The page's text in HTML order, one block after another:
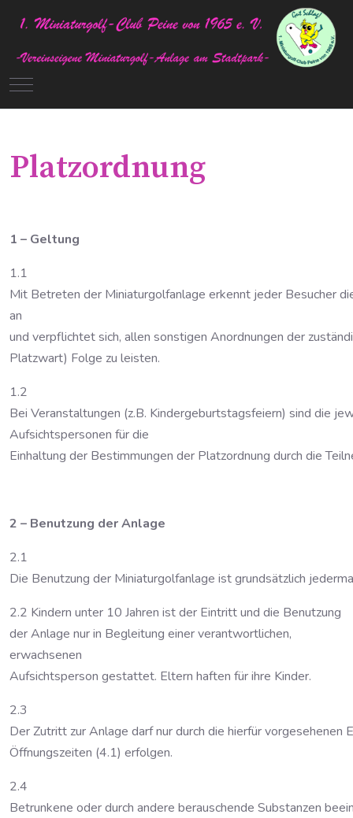
Mobile Menu Toggle
Platzordnung
1 – Geltung
1.1
Mit Betreten der Miniaturgolfanlage erkennt jeder Besucher
an
und verpflichtet sich, allen sonstigen Anordnungen der
Platzwart) Folge zu leisten.
1.2
Bei Veranstaltungen (z.B. Kindergeburtstagsfeiern) sind die
Aufsichtspersonen für die
Einhaltung der Bestimmungen der Platzordnung durch die
2 – Benutzung der Anlage
2.1
Die Benutzung der Miniaturgolfanlage ist grundsätzlich
2.2 Kindern unter 10 Jahren ist der Eintritt und die Benutzung
der Anlage nur in Begleitung einer verantwortlichen,
erwachsenen
Aufsichtsperson gestattet. Eltern haften für ihre Kinder.
2.3
Der Zutritt zur Anlage darf nur durch die hierfür vorgesehenen
Öffnungszeiten (4.1) erfolgen.
2.4
Betrunkene oder durch andere berauschende Substanzen